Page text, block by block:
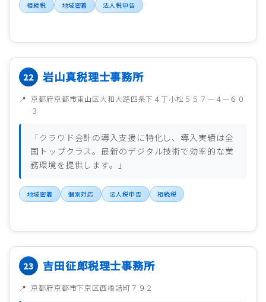
相続税 地域密着 法人税申告
岩山真税理士事務所
京都府京都市東山区大和大路四条下４丁小松５５７－４－６０
３
「クラウド会計の導入支援に特化し、導入実績は全
国トップクラス。最新のデジタル技術で効率的な業
務環境を提供します。」
地域密着 個別対応 法人税申告 相続税
吉田征郎税理士事務所
京都府京都市下京区西橋詰町７９２